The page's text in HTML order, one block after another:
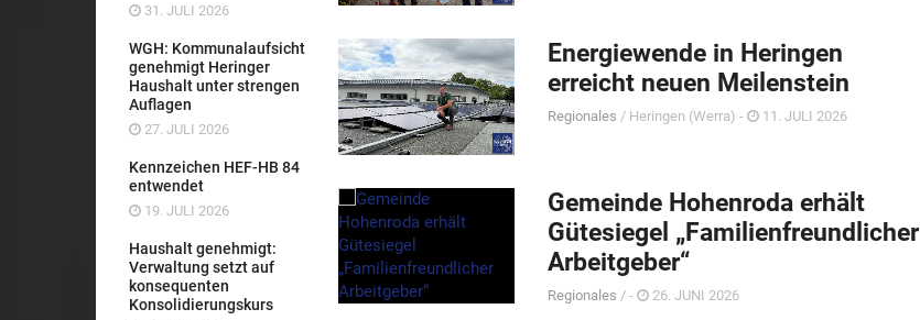
31. JULI 2026
WGH: Kommunalaufsicht
genehmigt Heringer
Haushalt unter strengen
Auflagen
27. JULI 2026
Kennzeichen HEF-HB 84
entwendet
19. JULI 2026
Haushalt genehmigt:
Verwaltung setzt auf
konsequenten
Konsolidierungskurs
Energiewende in Heringen
erreicht neuen Meilenstein
Regionales / Heringen (Werra) - 11. JULI 2026
Gemeinde Hohenroda erhält
Gütesiegel „Familienfreundlicher
Arbeitgeber“
Regionales / - 26. JUNI 2026